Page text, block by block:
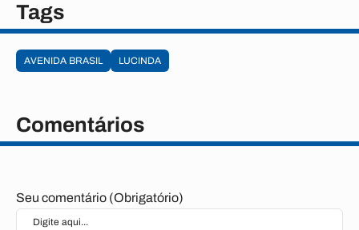
Tags
AVENIDA BRASIL LUCINDA
Comentários
Seu comentário (Obrigatório)